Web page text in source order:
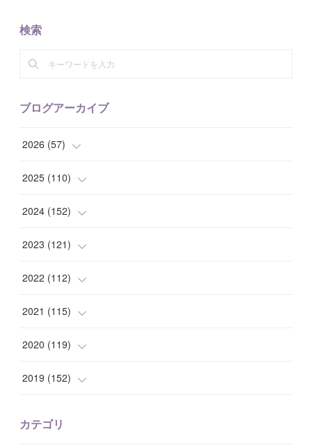
検索
ブログアーカイブ
2026 (57)
( 1)
(10)
(9)
( 7 )
2025 (110)
(10)
(7)
( 8)
( 7 )
10)
9
2024 (152)
(14)
( 15)
( 11)
( 10)
11)
2023 (121)
( 12)
( 8)
( 8)
( 6)
2022 (112)
( 10)
( 7)
( 8)
2021 (115)
( 14)
(13)
2020 (119)
(7)
2019 (152)
カテゴリ